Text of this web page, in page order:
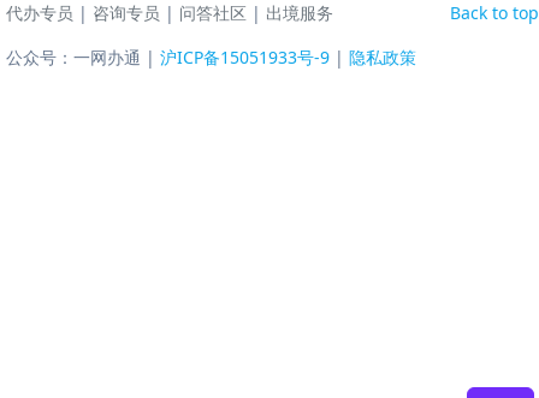
Back to top
代办专员 | 咨询专员 | 问答社区 | 出境服务
公众号：一网办通 | 沪ICP备15051933号-9 | 隐私政策